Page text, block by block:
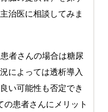
治医に相談してみま
者さんの場合は糖尿
によっては透析導入
い可能性も否定でき
の患者さんにメリット